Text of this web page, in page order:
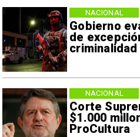
Gobierno
de
criminalidad
NACIONAL
Corte
$1.000
ProCultura
NACIONAL